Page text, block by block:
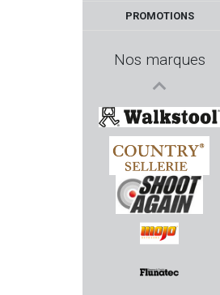
PROMOTIONS
Nos marques
PIETTA
WALKSTOOL
COUNTRY SELLERIE
SHOOT AGAIN
MOJO OUTDOORS